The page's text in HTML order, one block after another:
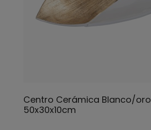
Centro Cerámica Blanco/oro
50x30x10cm